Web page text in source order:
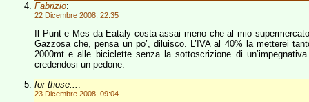
Fabrizio:
22 Dicembre 2008, 22:35
Il Punt e Mes da Eataly costa assai meno che al mio
Gazzosa che, pensa un po’, diluisco. L’IVA al 40% la metterei
2000mt e alle biciclette senza la sottoscrizione di
credendosi un pedone.
for those... :
23 Dicembre 2008, 09:04